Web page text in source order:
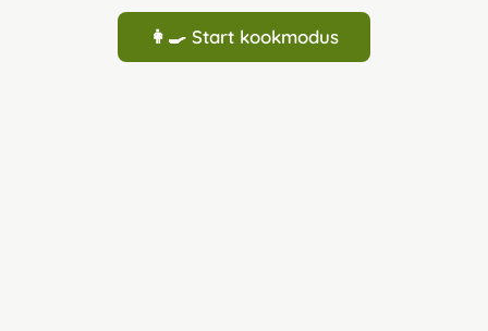
👩‍🍳 Start kookmodus